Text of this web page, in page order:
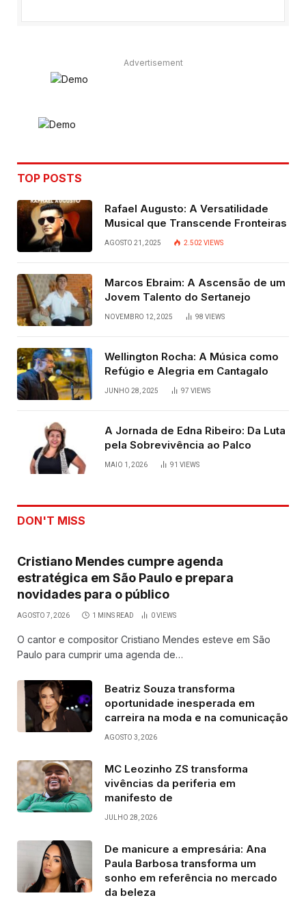
Advertisement
TOP POSTS
Rafael Augusto: A Versatilidade
Musical que Transcende Fronteiras
AGOSTO 21, 2025 2.502 VIEWS
Marcos Ebraim: A Ascensão de um
Jovem Talento do Sertanejo
NOVEMBRO 12, 2025 98 VIEWS
Wellington Rocha: A Música como
Refúgio e Alegria em Cantagalo
JUNHO 28, 2025 97 VIEWS
A Jornada de Edna Ribeiro: Da Luta
pela Sobrevivência ao Palco
MAIO 1, 2026 91 VIEWS
DON'T MISS
Cristiano Mendes cumpre agenda
estratégica em São Paulo e prepara
novidades para o público
AGOSTO 7, 2026 1 MINS READ 0VIEWS
O cantor e compositor Cristiano Mendes esteve em São
Paulo para cumprir uma agenda de…
Beatriz Souza transforma
oportunidade inesperada em
carreira na moda e na comunicação
AGOSTO 3, 2026
MC Leozinho ZS transforma
vivências da periferia em
manifesto de
JULHO 28, 2026
De manicure a empresária: Ana
Paula Barbosa transforma um
sonho em referência no mercado
da beleza